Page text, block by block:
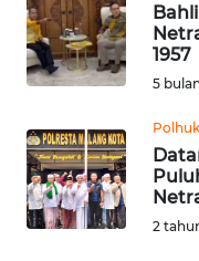
1957
5
2
OPINI
Informasi
INDEKS
BERITA
KONTAK
KAMI